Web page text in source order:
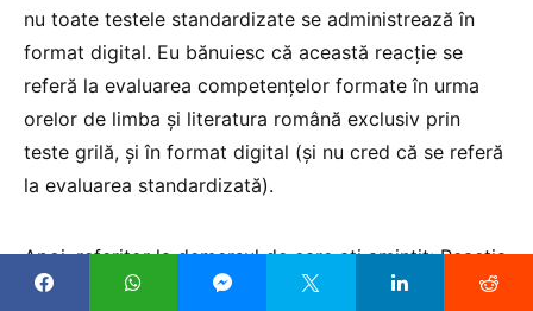
nu toate testele standardizate se administrează în
format digital. Eu bănuiesc că această reacție se
referă la evaluarea competențelor formate în urma
orelor de limba și literatura română exclusiv prin
teste grilă, și în format digital (și nu cred că se referă
la evaluarea standardizată).
Apoi, referitor la demersul de care ați amintit: Reacția
este justificată. În nici un caz nu aș fi inclus în lege